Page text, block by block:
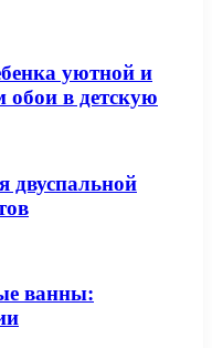
уютной и
в детскую
двуспальной
ванны: